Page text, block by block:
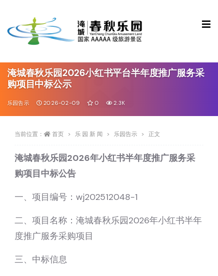
淹城春秋乐园2026小红书平台半年度推广服务采
购项目中标公示
乐园告示 2026-02-09 0 2.3K
当前位置： 首页 乐 园 新 闻 乐园告示 正文
淹城春秋乐园2026年小红书半年度推广服务采
购项目中标公告
一、项目编号：wj202512048-1
二、项目名称：淹城春秋乐园2026年小红书半年
度推广服务采购项目
三、中标信息